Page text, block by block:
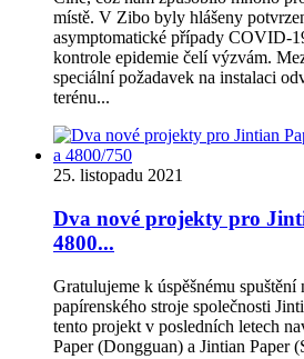
místě. V Zibo byly hlášeny
asymptomatické případy COVID-
kontrole epidemie čelí výzvám.
speciální požadavek na instalaci
terénu...
25. listopadu 2021
Dva nové projekty pro
4800...
Gratulujeme k úspěšnému spuštění
papírenského stroje společnosti
tento projekt v posledních letech
Paper (Dongguan) a Jintian Paper